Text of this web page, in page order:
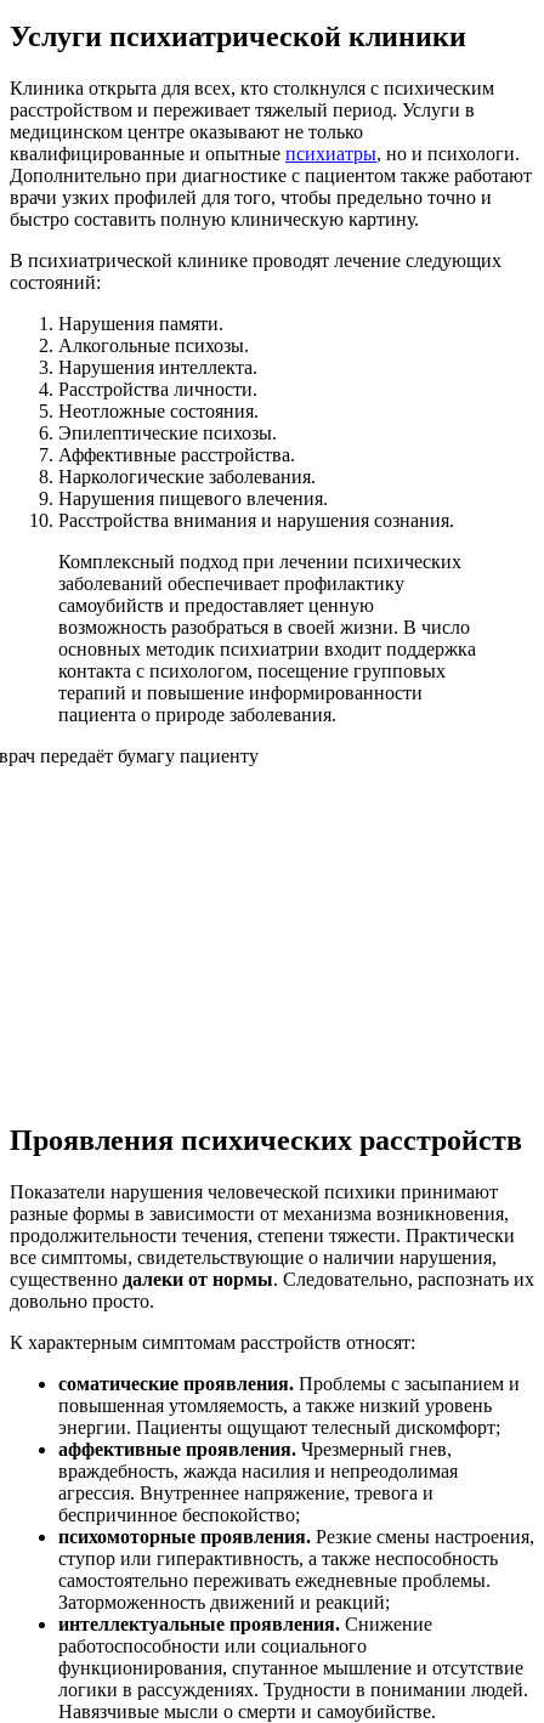
Услуги психиатрической клиники
Клиника открыта для всех, кто столкнулся с психическим
расстройством и переживает тяжелый период. Услуги в
медицинском центре оказывают не только
квалифицированные и опытные психиатры, но и психологи.
Дополнительно при диагностике с пациентом также работают
врачи узких профилей для того, чтобы предельно точно и
быстро составить полную клиническую картину.
В психиатрической клинике проводят лечение следующих
состояний:
Нарушения памяти.
Алкогольные психозы.
Нарушения интеллекта.
Расстройства личности.
Неотложные состояния.
Эпилептические психозы.
Аффективные расстройства.
Наркологические заболевания.
Нарушения пищевого влечения.
Расстройства внимания и нарушения сознания.
Комплексный подход при лечении психических
заболеваний обеспечивает профилактику
самоубийств и предоставляет ценную
возможность разобраться в своей жизни. В число
основных методик психиатрии входит поддержка
контакта с психологом, посещение групповых
терапий и повышение информированности
пациента о природе заболевания.
Проявления психических расстройств
Показатели нарушения человеческой психики принимают
разные формы в зависимости от механизма возникновения,
продолжительности течения, степени тяжести. Практически
все симптомы, свидетельствующие о наличии нарушения,
существенно далеки от нормы. Следовательно, распознать их
довольно просто.
К характерным симптомам расстройств относят:
соматические проявления. Проблемы с засыпанием и
повышенная утомляемость, а также низкий уровень
энергии. Пациенты ощущают телесный дискомфорт;
аффективные проявления. Чрезмерный гнев,
враждебность, жажда насилия и непреодолимая
агрессия. Внутреннее напряжение, тревога и
беспричинное беспокойство;
психомоторные проявления. Резкие смены настроения,
ступор или гиперактивность, а также неспособность
самостоятельно переживать ежедневные проблемы.
Заторможенность движений и реакций;
интеллектуальные проявления. Снижение
работоспособности или социального
функционирования, спутанное мышление и отсутствие
логики в рассуждениях. Трудности в понимании людей.
Навязчивые мысли о смерти и самоубийстве.